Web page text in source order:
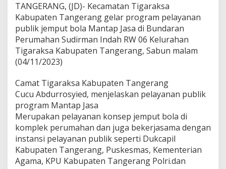
a
p
J
a
s
a
S
e
r
b
u
W
a
r
g
a
TANGERANG, (JD)- Kecamatan Tigaraksa
Kabupaten Tangerang gelar program pelayanan
publik jemput bola Mantap Jasa di Bundaran
Perumahan Sudirman Indah RW 06 Kelurahan
Tigaraksa Kabupaten Tangerang, Sabun malam
(04/11/2023)
Camat Tigaraksa Kabupaten Tangerang
Cucu Abdurrosyied, menjelaskan pelayanan publik
program Mantap Jasa
Merupakan pelayanan konsep jemput bola di
komplek perumahan dan juga bekerjasama dengan
instansi pelayanan publik seperti Dukcapil
Kabupaten Tangerang, Puskesmas, Kementerian
Agama, KPU Kabupaten Tangerang Polri.dan